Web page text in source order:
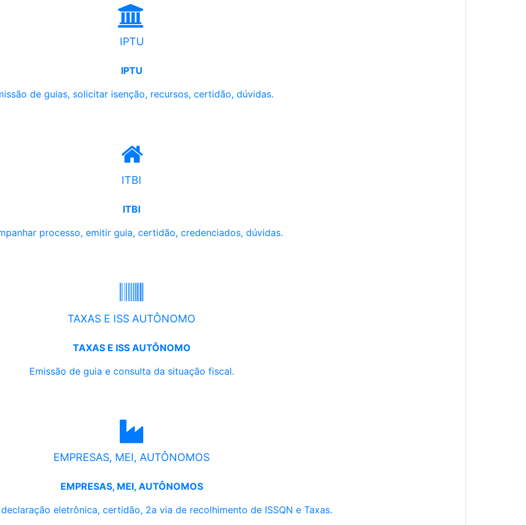
IPTU
IPTU
de guias, solicitar isenção, recursos, certidão, dúvidas.
ITBI
ITBI
processo, emitir guia, certidão, credenciados, dúvidas.
TAXAS E ISS AUTÔNOMO
TAXAS E ISS AUTÔNOMO
Emissão de guia e consulta da situação fiscal.
EMPRESAS, MEI, AUTÔNOMOS
EMPRESAS, MEI, AUTÔNOMOS
eletrônica, certidão, 2a via de recolhimento de ISSQN e Taxas.